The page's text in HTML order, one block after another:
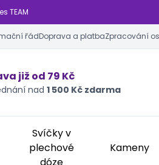
TEAM
řádDoprava a platbaZpracování
již od 79 Kč
nad 1 500 Kč zdarma
Svíčky v
plechové
Kameny